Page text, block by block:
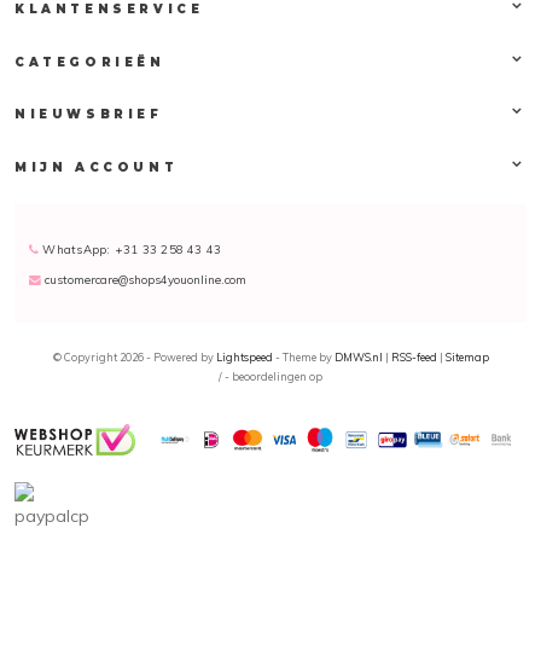
KLANTENSERVICE
CATEGORIEËN
NIEUWSBRIEF
MIJN ACCOUNT
WhatsApp: +31 33 258 43 43
customercare@shops4youonline.com
© Copyright 2026 - Powered by Lightspeed - Theme by DMWS.nl | RSS-feed | Sitemap
/- beoordelingen op